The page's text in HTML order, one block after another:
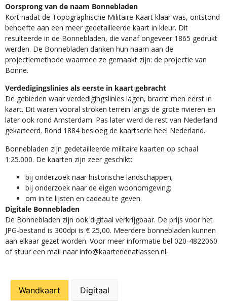
Oorsprong van de naam Bonnebladen
Kort nadat de Topographische Militaire Kaart klaar was, ontstond
behoefte aan een meer gedetailleerde kaart in kleur. Dit
resulteerde in de Bonnebladen, die vanaf ongeveer 1865 gedrukt
werden. De Bonnebladen danken hun naam aan de
projectiemethode waarmee ze gemaakt zijn: de projectie van
Bonne.
Verdedigingslinies als eerste in kaart gebracht
De gebieden waar verdedigingslinies lagen, bracht men eerst in
kaart. Dit waren vooral stroken terrein langs de grote rivieren en
later ook rond Amsterdam. Pas later werd de rest van Nederland
gekarteerd. Rond 1884 besloeg de kaartserie heel Nederland.
Bonnebladen zijn gedetailleerde militaire kaarten op schaal
1:25.000. De kaarten zijn zeer geschikt:​
​bij onderzoek naar historische landschappen;
bij onderzoek naar de eigen woonomgeving;
om in te lijsten en cadeau te geven.
Digitale Bonnebladen
De Bonnebladen zijn ook digitaal verkrijgbaar. De prijs voor het
JPG-bestand is 300dpi is € 25,00. Meerdere bonnebladen kunnen
aan elkaar gezet worden. Voor meer informatie bel 020-4822060
of stuur een mail naar info@kaartenenatlassen.nl.
Wandkaart Digitaal